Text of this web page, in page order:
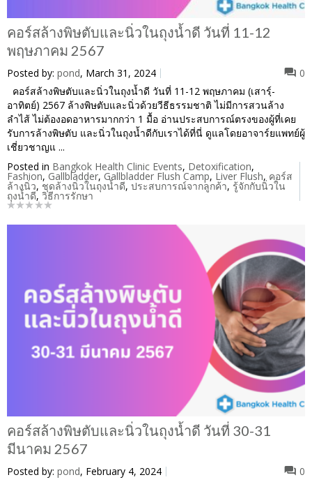
คอร์สล้างพิษตับและนิ่วในถุงน้ำดี วันที่ 11-12
พฤษภาคม 2567
Posted by: pond, March 31, 2024
0
คอร์สล้างพิษตับและนิ่วในถุงน้ำดี วันที่ 11-12 พฤษภาคม (เสารฺ์-
อาทิตย์) 2567 ล้างพิษตับและนิ่วด้วยวีธีธรรมชาติ ไม่มีการสวนล้าง
ลำไส้ ไม่ต้องอดอาหารมากกว่า 1 มื้อ อ่านประสบการณ์ตรงของผู้ที่เคย
รับการล้างพิษตับ และนิ่วในถุงน้ำดีกับเราได้ที่นี่ ดูแลโดยอาจาร์ยแพทย์ผู้
เชี่ยวชาญแ ...
Posted in Bangkok Health Clinic Events, Detoxification,
Fashion, Gallbladder, Gallbladder Flush Camp, Liver Flush, คอร์ส
ล้างนิ่ว, ชุดล้างนิ่วในถุงน้ำดี, ประสบการณ์จากลูกค้า, รู้จักกับนิ่วใน
ถุงน้ำดี, วิธีการรักษา
คอร์สล้างพิษตับและนิ่วในถุงน้ำดี วันที่ 30-31
มีนาคม 2567
Posted by: pond, February 4, 2024
0